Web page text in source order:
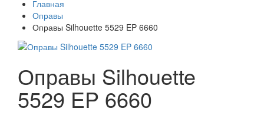
Главная
Оправы
Оправы Silhouette 5529 EP 6660
Оправы Silhouette
5529 EP 6660